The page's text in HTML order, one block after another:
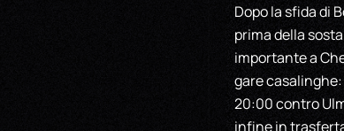
Dopo la sfida di
prima della
importante a
gare casalinghe:
20:00 contro
infine in